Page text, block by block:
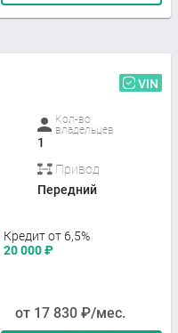
VIN
Кол-во
владельцев
1
Привод
Передний
Кредит от 6,5%
20 000₽
от 17 830 ₽/мес.